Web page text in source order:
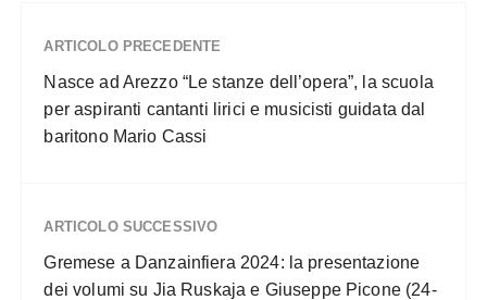
ARTICOLO PRECEDENTE
Nasce ad Arezzo “Le stanze dell’opera”, la scuola
per aspiranti cantanti lirici e musicisti guidata dal
baritono Mario Cassi
ARTICOLO SUCCESSIVO
Gremese a Danzainfiera 2024: la presentazione
dei volumi su Jia Ruskaja e Giuseppe Picone (24-